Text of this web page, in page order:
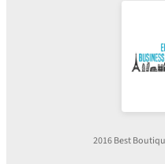
2016 Best